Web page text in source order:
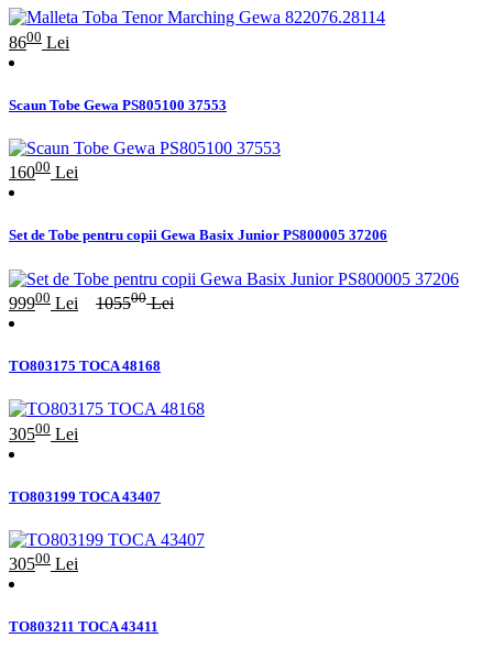
8600 Lei
Scaun Tobe Gewa PS805100 37553
16000 Lei
Set de Tobe pentru copii Gewa Basix Junior PS800005 37206
99900 Lei 105500Lei
TO803175 TOCA 48168
30500 Lei
TO803199 TOCA 43407
30500 Lei
TO803211 TOCA 43411